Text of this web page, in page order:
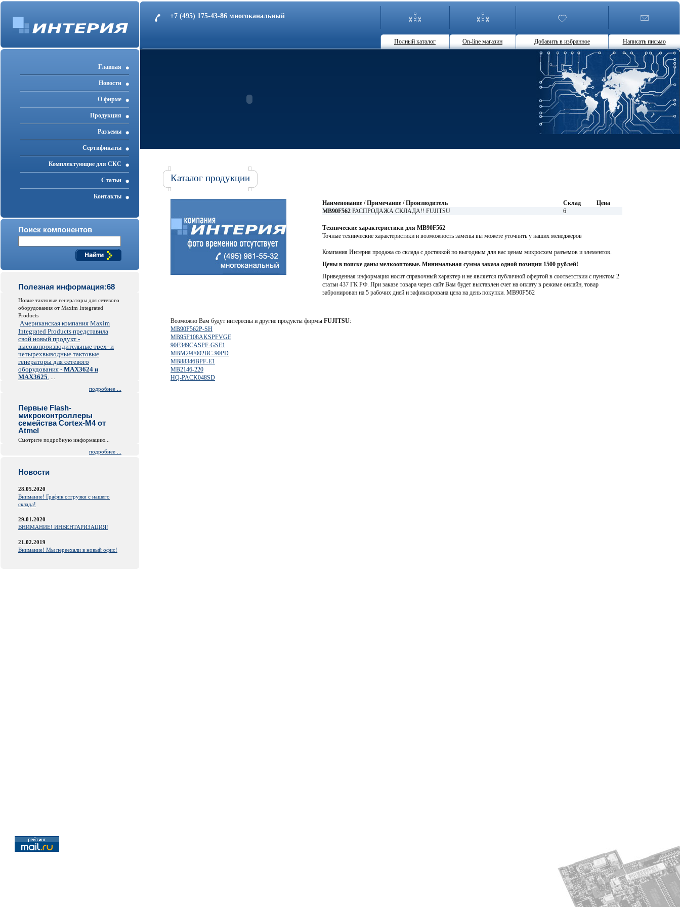
+7 (495) 175-43-86 многоканальный
Полный каталог On-line магазин Добавить в избранное Написать письмо
Главная
Новости
О фирме
Продукция
Разъемы
Cертификаты
Комплектующие для СКС
Статьи
Контакты
Поиск компонентов
Полезная информация:68
Новые тактовые генераторы для сетевого
оборудования от Maxim Integrated
Products
Американская компания Maxim
Integrated Products представила
свой новый продукт -
высокопроизводительные трех- и
четырехвыводные тактовые
генераторы для сетевого
оборудования - MAX3624 и
MAX3625.
подробнее ...
Первые Flash-
микроконтроллеры
семейства Cortex-M4 от
Atmel
Смотрите подробную информацию...
подробнее ...
Новости
28.05.2020
Внимание! График отгрузки с нашего
склада!
29.01.2020
ВНИМАНИЕ! ИНВЕНТАРИЗАЦИЯ!
21.02.2019
Внимание! Мы переехали в новый офис!
Каталог продукции
Наименование / Примечание / Производитель Склад
Цена
MB90F562 РАСПРОДАЖА СКЛАДА!! FUJITSU 6
Технические характеристики для MB90F562
Точные технические характеристики и возможность замены вы можете уточнить у наших менеджеров
Компания Интерия продажа со склада с доставкой по выгодным для вас ценам микросхем разъемов и элементов.
Цены в поиске даны мелкооптовые. Минимальная сумма заказа одной позиции 1500 рублей!
Приведенная информация носит справочный характер и не является публичной офертой в соответствии с пунктом 2
статьи 437 ГК РФ. При заказе товара через сайт Вам будет выставлен счет на оплату в режиме онлайн, товар
забронирован на 5 рабочих дней и зафиксирована цена на день покупки. MB90F562
Возможно Вам будут интересны и другие продукты фирмы FUJITSU:
MB90F562P-SH
MB95F108AKSPFVGE
90F349CASPF-GSE1
MBM29F002BC-90PD
MB88346BPF-E1
MB2146-220
HQ-PACK048SD